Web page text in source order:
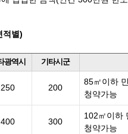
적별)
광역시 기타시군
250 200
85㎡이하
청약가능
400 300
102㎡이하
청약가능